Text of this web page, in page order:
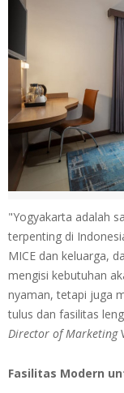
"Yogyakarta adalah
terpenting di
MICE dan keluarga,
mengisi kebutuhan
nyaman, tetapi juga
tulus dan fasilitas
Director of Marketing
Fasilitas Modern